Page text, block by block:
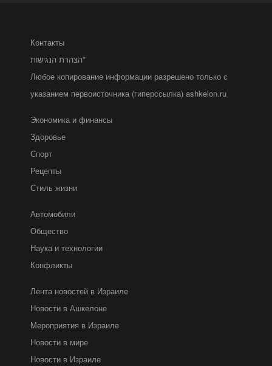
Контакты
הצהרת הנגישות*
Любое копирование информации разрешено только с
указанием первоисточника (гиперссылка) ashkelon.ru
Экономика и финансы
Здоровье
Спорт
Рецепты
Стиль жизни
Автомобили
Общество
Наука и технологии
Конфликты
Лента новостей в Израиле
Новости в Ашкелоне
Мероприятия в Израиле
Новости в мире
Новости в Израиле